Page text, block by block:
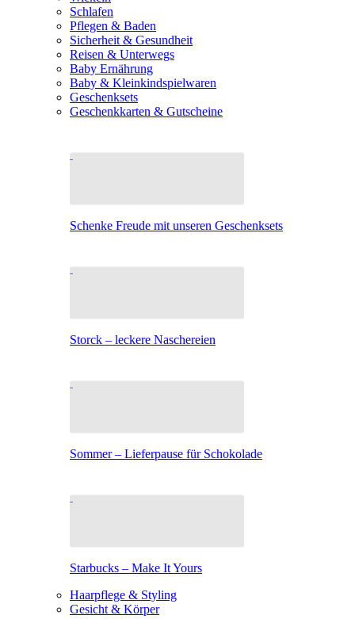
Schlafen
Pflegen & Baden
Sicherheit & Gesundheit
Reisen & Unterwegs
Baby Ernährung
Baby & Kleinkindspielwaren
Geschenksets
Geschenkkarten & Gutscheine
Schenke Freude mit unseren Geschenksets
Storck – leckere Naschereien
Sommer – Lieferpause für Schokolade
Starbucks – Make It Yours
Haarpflege & Styling
Gesicht & Körper